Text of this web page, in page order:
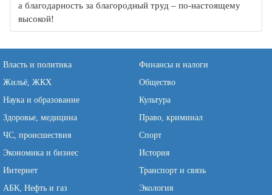
а благодарность за благородный труд – по-настоящему
высокой!
Власть и политика
Финансы и налоги
Жильё, ЖКХ
Общество
Наука и образование
Культура
Здоровье, медицина
Право, криминал
ЧС, происшествия
Спорт
Экономика и бизнес
История
Интернет
Транспорт и связь
АБК, Нефть и газ
Экология